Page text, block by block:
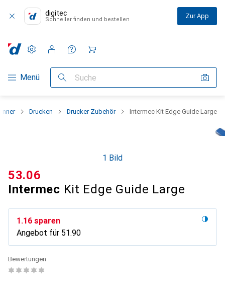
digitec
Schneller finden und bestellen Zur App
Navigation nach Kategorien
Menü Suche
Einstellungen
Kundenkonto
Vergleichslisten
Merklisten
Warenkorb
Drucken Drucker Zubehör Intermec Kit Edge Guide Large
1 Bild
Intermec Kit Edge Guide Large
CHF
53.06
CHF
1.16 sparen
Angebot für CHF
51.90
Bewertungen